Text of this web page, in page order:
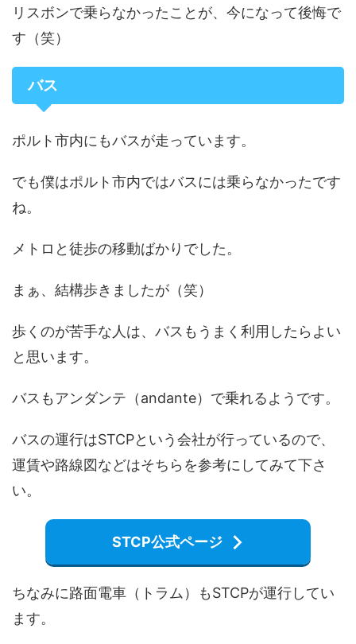
リスボンで乗らなかったことが、今になって後悔で
す（笑）
バス
ポルト市内にもバスが走っています。
でも僕はポルト市内ではバスには乗らなかったです
ね。
メトロと徒歩の移動ばかりでした。
まぁ、結構歩きましたが（笑）
歩くのが苦手な人は、バスもうまく利用したらよい
と思います。
バスもアンダンテ（andante）で乗れるようです。
バスの運行はSTCPという会社が行っているので、
運賃や路線図などはそちらを参考にしてみて下さ
い。
STCP公式ページ
ちなみに路面電車（トラム）もSTCPが運行してい
ます。